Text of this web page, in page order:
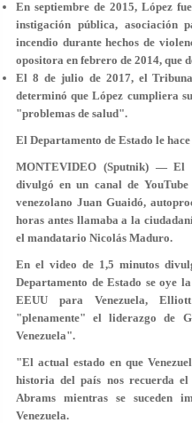
En septiembre de 2015, López
instigación pública, asociación
incendio durante hechos de
opositora en febrero de 2014, que
El 8 de julio de 2017, el
determinó que López cumpliera
"problemas de salud".
El Departamento de Estado le
MONTEVIDEO (Sputnik) — El
divulgó en un canal de
venezolano Juan Guaidó,
horas antes llamaba a la
el mandatario Nicolás Maduro.
En el video de 1,5 minutos
Departamento de Estado se oye
EEUU para Venezuela,
"plenamente" el liderazgo de
Venezuela".
"El actual estado en que
historia del país nos recuerda
Abrams mientras se suceden
Venezuela.